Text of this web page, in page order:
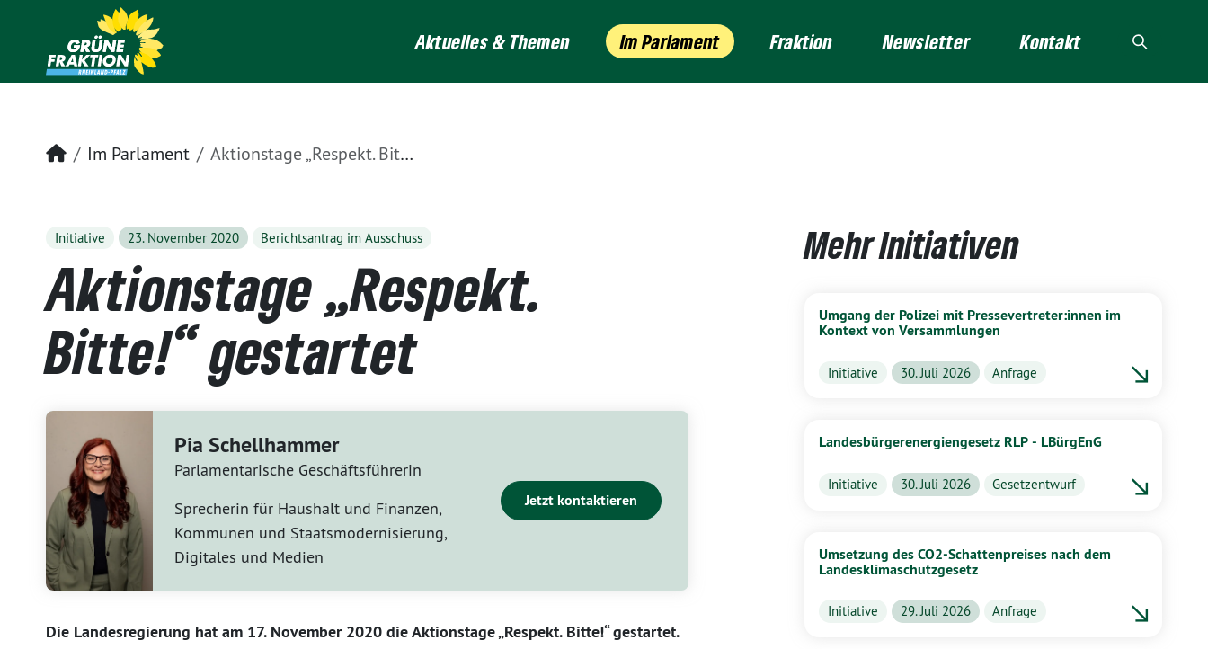
Aktuelles & Themen Im Parlament Fraktion Newsletter Kontakt
Startseite
Im Parlament Aktionstage „Respekt. Bitte!“ gestartet
Initiative 23. November 2020 Berichtsantrag im Ausschuss
Aktionstage „Respekt.
Bitte!“ gestartet
Pia Schellhammer
Parlamentarische Geschäftsführerin
Sprecherin für Haushalt und Finanzen,
Kommunen und Staatsmodernisierung,
Digitales und Medien
Jetzt kontaktieren
Die Landesregierung hat am 17. November 2020 die Aktionstage „Respekt. Bitte!“ gestartet.
Mehr Initiativen
Umgang der Polizei mit Pressevertreter:innen im
Kontext von Versammlungen
Initiative 30. Juli 2026 Anfrage
Landesbürgerenergiengesetz RLP - LBürgEnG
Initiative 30. Juli 2026 Gesetzentwurf
Umsetzung des CO2-Schattenpreises nach dem
Landesklimaschutzgesetz
Initiative 29. Juli 2026 Anfrage